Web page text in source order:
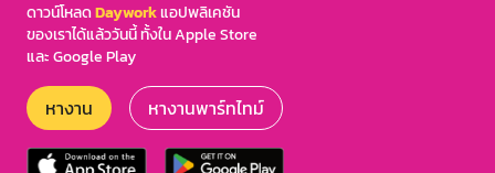
ดาวน์โหลดDayworkแอปพลิเคชัน
ของเราได้แล้ววันนี้ ทั้งใน Apple Store
และ Google Play
หางาน หางานพาร์ทไทม์